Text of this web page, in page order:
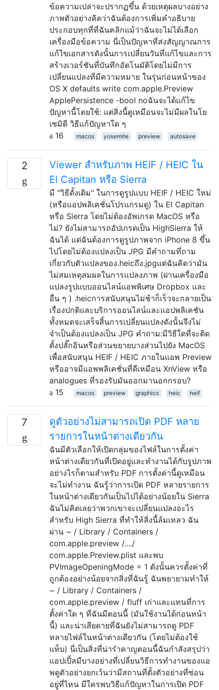
ข้อความเปล่าจะปรากฏขึ้น ด้วยเหตุผลบางอย่าง
ภาพตัวอย่างคิดว่าฉันต้องการเพิ่มคำอธิบาย
ประกอบทุกที่ที่ฉันคลิกแม้ว่าฉันจะไม่ได้เลือก
เครื่องมือข้อความ นี่เป็นปัญหาที่ส่งสัญญาณการ
แก้ไขเอกสารดังนั้นการเปลี่ยนวันที่แก้ไขและการ
สร้างเวอร์ชันที่บันทึกอัตโนมัติโดยไม่มีการ
เปลี่ยนแปลงที่มีความหมาย ในรุ่นก่อนหน้าของ
OS X defaults write com.apple.Preview
ApplePersistence -bool noฉันจะได้แก้ไข
ปัญหานี้โดยใช้: แต่สิ่งนี้ดูเหมือนจะไม่มีผลในโย
เซมิตี วิธีแก้ปัญหาใด ๆ
16
macos yosemite preview autosave
2
Viewer สำหรับภาพ HEIF / HEIC ใน
El Capitan หรือ Sierra
มี "วิธีดั้งเดิม" ในการดูรูปแบบ HEIF / HEIC ใหม่
(หรือแอปพลิเคชั่นโปรแกรมดู) ใน El Capitan
หรือ Sierra โดยไม่ต้องอัพเกรด MacOS หรือ
ไม่? ยังไม่สามารถอัปเกรดเป็น HighSierra ให้
ฉันได้ แต่ฉันต้องการดูรูปภาพจาก iPhone 8 ขึ้น
ไปโดยไม่ต้องแปลงเป็น JPG มีคำถามที่ถาม
เกี่ยวกับตัวแปลงของ.heicถึง.jpgแต่ฉันคิดว่ามัน
ไม่สมเหตุสมผลในการแปลงภาพ (ผ่านเครื่องมือ
แปลงรูปแบบออนไลน์แอพพิเศษ Dropbox และ
อื่น ๆ ) .heicการสนับสนุนไม่ช้าก็เร็วจะกลายเป็น
เรื่องปกติและบริการออนไลน์และแอปพลิเคชัน
ทั้งหมดจะเสร็จสิ้นการเปลี่ยนแปลงดังนั้นจึงไม่
จำเป็นต้องแปลงเป็น JPG คำถาม:มีวิธีใดที่จะติด
ตั้งปลั๊กอินหรือส่วนขยายบางส่วนไปยัง MacOS
เพื่อสนับสนุน HEIF / HEIC ภายในแอพ Preview
หรืออาจมีแอพพลิเคชั่นที่ดีเหมือน XnView หรือ
analogues ที่รองรับมันออกมานอกกรอบ?
15
macos preview graphics heic heif
7
ดูตัวอย่างไม่สามารถเปิด PDF หลาย
รายการในหน้าต่างเดียวกัน
ฉันมีตัวเลือกให้เปิดกลุ่มของไฟล์ในการตั้งค่า
หน้าต่างเดียวกันที่เปิดอยู่และทำงานได้กับรูปภาพ
อย่างไรก็ตามสำหรับ PDF การตั้งค่านี้ดูเหมือน
จะไม่ทำงาน ฉันรู้ว่าการเปิด PDF หลายรายการ
ในหน้าต่างเดียวกันเป็นไปได้อย่างน้อยใน Sierra
ฉันไม่คิดเลยว่าพวกเขาจะเปลี่ยนแปลงอะไร
สำหรับ High Sierra ที่ทำให้สิ่งนี้ล้มเหลว ฉัน
ผ่าน ~ / Library / Containers /
com.apple.preview /..../
com.apple.Preview.plist และพบ
PVImageOpeningMode = 1 ดังนั้นควรตั้งค่าที่
ถูกต้องอย่างน้อยจากสิ่งที่ฉันรู้ ฉันพยายามทำให้
~ / Library / Containers /
com.apple.preview / fluff เก่าและแทนที่การ
ตั้งค่าใด ๆ ที่ฉันมีตอนนี้ (มันใช้งานได้ก่อนหน้า
นี้) และน่าเสียดายที่ฉันยังไม่สามารถดู PDF
หลายไฟล์ในหน้าต่างเดียวกัน (โดยไม่ต้องใช้
แท็บ) นี่เป็นสิ่งที่น่ารำคาญตอนนี้ฉันกำลังสรุปว่า
แอปเปิ้ลมีบางอย่างที่เปลี่ยนวิธีการทำงานของแอ
พดูตัวอย่างยกเว้นว่ามีสถานที่ตั้งตัวอย่างที่ซ่อน
อยู่ที่ไหน มีใครพบวิธีแก้ปัญหาในการเปิด PDF